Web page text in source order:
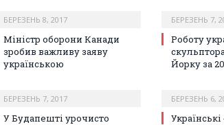
БЕРЕЗЕНЬ 8, 2017
Міністр оборони Канади
зробив важливу заяву
українською
БЕРЕЗЕНЬ 7,
Роботу
Йорку за
БЕРЕЗЕНЬ 7, 2017
У Будапешті урочисто
БЕРЕЗЕНЬ 6,